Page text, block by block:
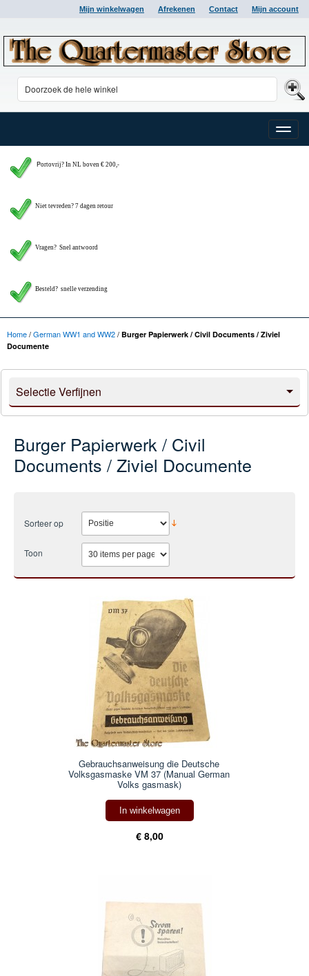
Mijn winkelwagen Afrekenen Contact Mijn account
Toggle
Portovrij? In NL boven € 200,-
Niet tevreden? 7 dagen retour
Vragen? Snel antwoord
Besteld? snelle verzending
Home/German WW1 and WW2/ Burger Papierwerk / Civil Documents / Ziviel
Documente
Selectie Verfijnen
Burger Papierwerk / Civil
Documents / Ziviel Documente
Sorteer op
Toon
Gebrauchsanweisung die Deutsche
Volksgasmaske VM 37 (Manual German
Volks gasmask)
In winkelwagen
€ 8,00